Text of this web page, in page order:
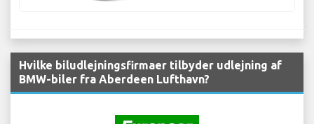
Hvilke biludlejningsfirmaer tilbyder udlejning af
BMW-biler fra Aberdeen Lufthavn?